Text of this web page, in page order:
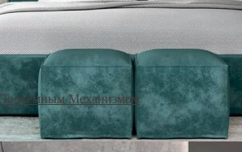
Механизмом